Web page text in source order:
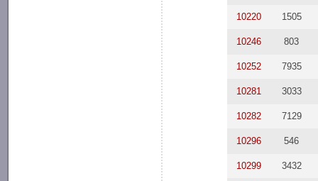
10220 1505
10246 803
10252 7935
10281 3033
10282 7129
10296 546
10299 3432